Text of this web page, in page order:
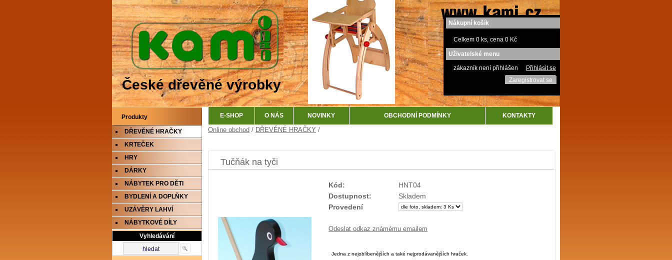
České dřevěné výrobky
Nákupní košík
Celkem 0 ks, cena 0 Kč
Uživatelské menu
zákazník není přihlášen
Přihlásit se
Zaregistrovat se
Produkty
DŘEVĚNÉ HRAČKY
KRTEČEK
HRY
DÁRKY
NÁBYTEK PRO DĚTI
BYDLENÍ A DOPLŇKY
UZÁVĚRY LAHVÍ
NÁBYTKOVÉ DÍLY
Vyhledávání
E-SHOP O NÁS NOVINKY OBCHODNÍ PODMÍNKY KONTAKTY
Online obchod / DŘEVĚNÉ HRAČKY /
Tučňák na tyči
Kód:
HNT04
Dostupnost:
Skladem
Provedení
Odeslat odkaz známému emailem
Jedna z nejoblíbenějších a také nejprodávanějších hraček.